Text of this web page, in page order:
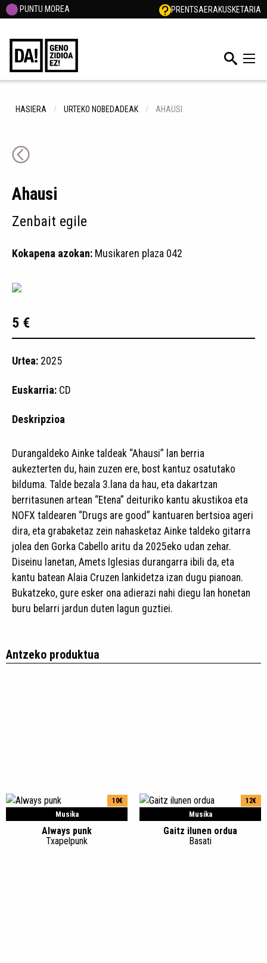
PUNTU MOREA PRENTSAERAKUSKETARIA
HASIERA URTEKO NOBEDADEAK AHAUSI
Ahausi
Zenbait egile
Kokapena azokan: Musikaren plaza 042
5 €
Urtea: 2025
Euskarria: CD
Deskripzioa
Durangaldeko Ainke taldeak “Ahausi” lan berria
aukezterten du, hain zuzen ere, bost kantuz osatutako
bilduma. Talde bezala 3.lana da hau, eta dakartzan
berritasunen artean “Etena” deituriko kantu akustikoa eta
NOFX taldearen “Drugs are good” kantuaren bertsioa ageri
dira, eta grabaketaz zein nahasketaz Ainke taldeko gitarra
jolea den Gorka Cabello aritu da 2025eko udan zehar.
Diseinu lanetan, Amets Iglesias durangarra ibili da, eta
kantu batean Alaia Cruzen lankidetza izan dugu pianoan.
Bukatzeko, gure esker ona adierazi nahi diegu lan honetan
buru belarri jardun duten lagun guztiei.
Antzeko produktua
Musika
10€
Always punk
Txapelpunk
Musika
12€
Gaitz ilunen ordua
Basati